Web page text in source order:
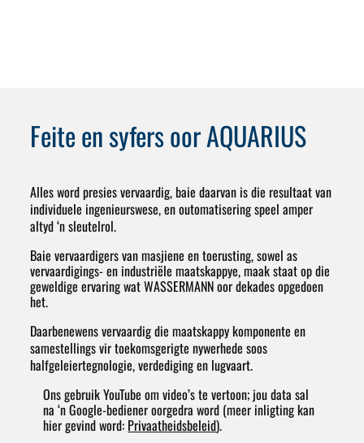
Feite en syfers oor AQUARIUS
Alles word presies vervaardig, baie daarvan is die resultaat van
individuele ingenieurswese, en outomatisering speel amper
altyd ‘n sleutelrol.
Baie vervaardigers van masjiene en toerusting, sowel as
vervaardigings- en industriële maatskappye, maak staat op die
geweldige ervaring wat WASSERMANN oor dekades opgedoen
het.
Daarbenewens vervaardig die maatskappy komponente en
samestellings vir toekomsgerigte nywerhede soos
halfgeleiertegnologie, verdediging en lugvaart.
Ons gebruik YouTube om video’s te vertoon; jou data sal
na ‘n Google-bediener oorgedra word (meer inligting kan
hier gevind word: Privaatheidsbeleid).